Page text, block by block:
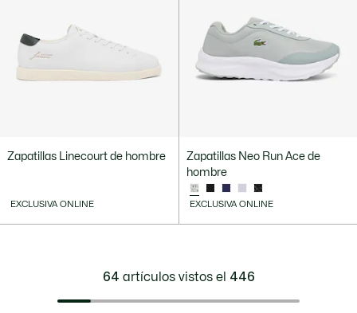
Zapatillas Linecourt de hombre
EXCLUSIVA ONLINE
Zapatillas Neo Run Ace de
hombre
EXCLUSIVA ONLINE
64 artículos vistos el 446